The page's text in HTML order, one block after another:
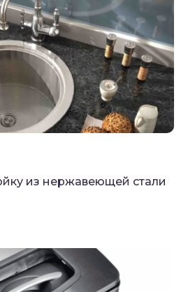
из нержавеющей стали